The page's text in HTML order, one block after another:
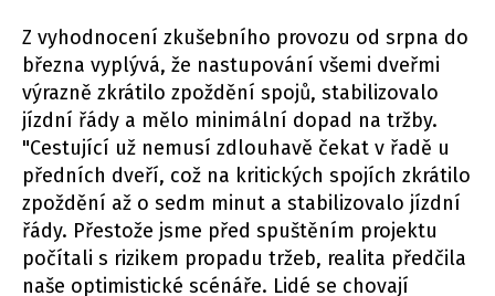
Z vyhodnocení zkušebního provozu od srpna do
března vyplývá, že nastupování všemi dveřmi
výrazně zkrátilo zpoždění spojů, stabilizovalo
jízdní řády a mělo minimální dopad na tržby.
"Cestující už nemusí zdlouhavě čekat v řadě u
předních dveří, což na kritických spojích zkrátilo
zpoždění až o sedm minut a stabilizovalo jízdní
řády. Přestože jsme před spuštěním projektu
počítali s rizikem propadu tržeb, realita předčila
naše optimistické scénáře. Lidé se chovají